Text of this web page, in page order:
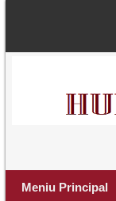
Meniu Principal